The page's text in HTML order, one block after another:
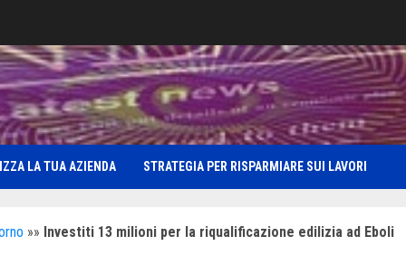
LA TUA AZIENDA STRATEGIA PER RISPARMIARE SUI LAVORI
»» Investiti 13 milioni per la riqualificazione edilizia ad Eboli